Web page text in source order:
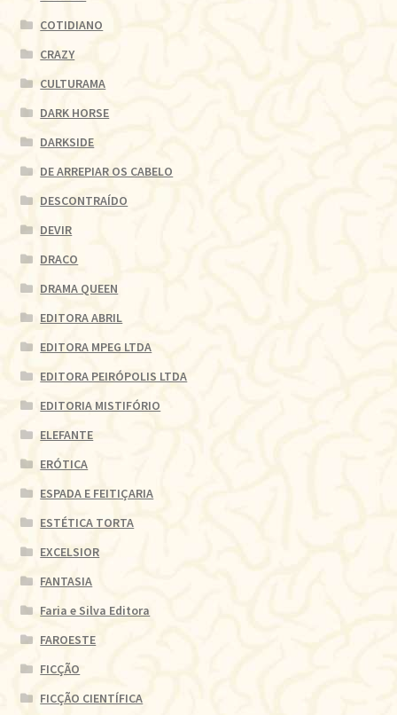
COTIDIANO
CRAZY
CULTURAMA
DARK HORSE
DARKSIDE
DE ARREPIAR OS CABELO
DESCONTRAÍDO
DEVIR
DRACO
DRAMA QUEEN
EDITORA ABRIL
EDITORA MPEG LTDA
EDITORA PEIRÓPOLIS LTDA
EDITORIA MISTIFÓRIO
ELEFANTE
ERÓTICA
ESPADA E FEITIÇARIA
ESTÉTICA TORTA
EXCELSIOR
FANTASIA
Faria e Silva Editora
FAROESTE
FICÇÃO
FICÇÃO CIENTÍFICA